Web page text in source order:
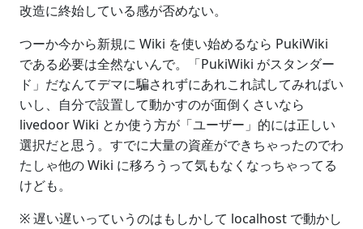
改造に終始している感が否めない。
つーか今から新規に Wiki を使い始めるなら PukiWiki
である必要は全然ないんで。「PukiWiki がスタンダー
ド」だなんてデマに騙されずにあれこれ試してみればい
いし、自分で設置して動かすのが面倒くさいなら
livedoor Wiki とか使う方が「ユーザー」的には正しい
選択だと思う。すでに大量の資産ができちゃったのでわ
たしゃ他の Wiki に移ろうって気もなくなっちゃってる
けども。
※ 遅い遅いっていうのはもしかして localhost で動かし